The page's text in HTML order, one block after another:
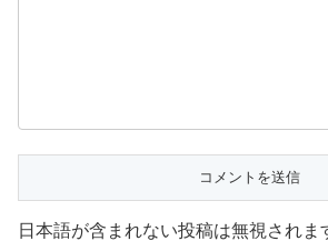
日本語が含まれない投稿は無視されま